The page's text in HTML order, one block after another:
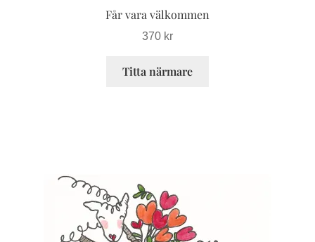
Får vara välkommen
370 kr
Titta närmare
här
produkten
har